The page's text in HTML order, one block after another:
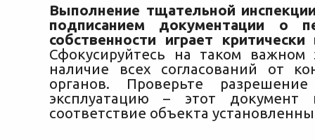
Выполнение тщательной
подписанием документации о
собственности играет
Сфокусируйтесь на таком важном
наличие всех согласований от
органов. Проверьте
эксплуатацию – этот документ
соответствие объекта